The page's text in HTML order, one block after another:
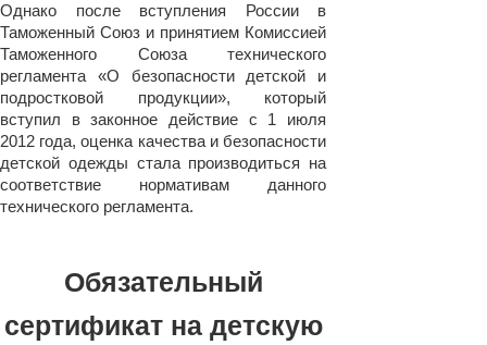
Однако после вступления России в
Таможенный Союз и принятием Комиссией
Таможенного Союза технического
регламента «О безопасности детской и
подростковой продукции», который
вступил в законное действие с 1 июля
2012 года, оценка качества и безопасности
детской одежды стала производиться на
соответствие нормативам данного
технического регламента.
Обязательный
сертификат на детскую